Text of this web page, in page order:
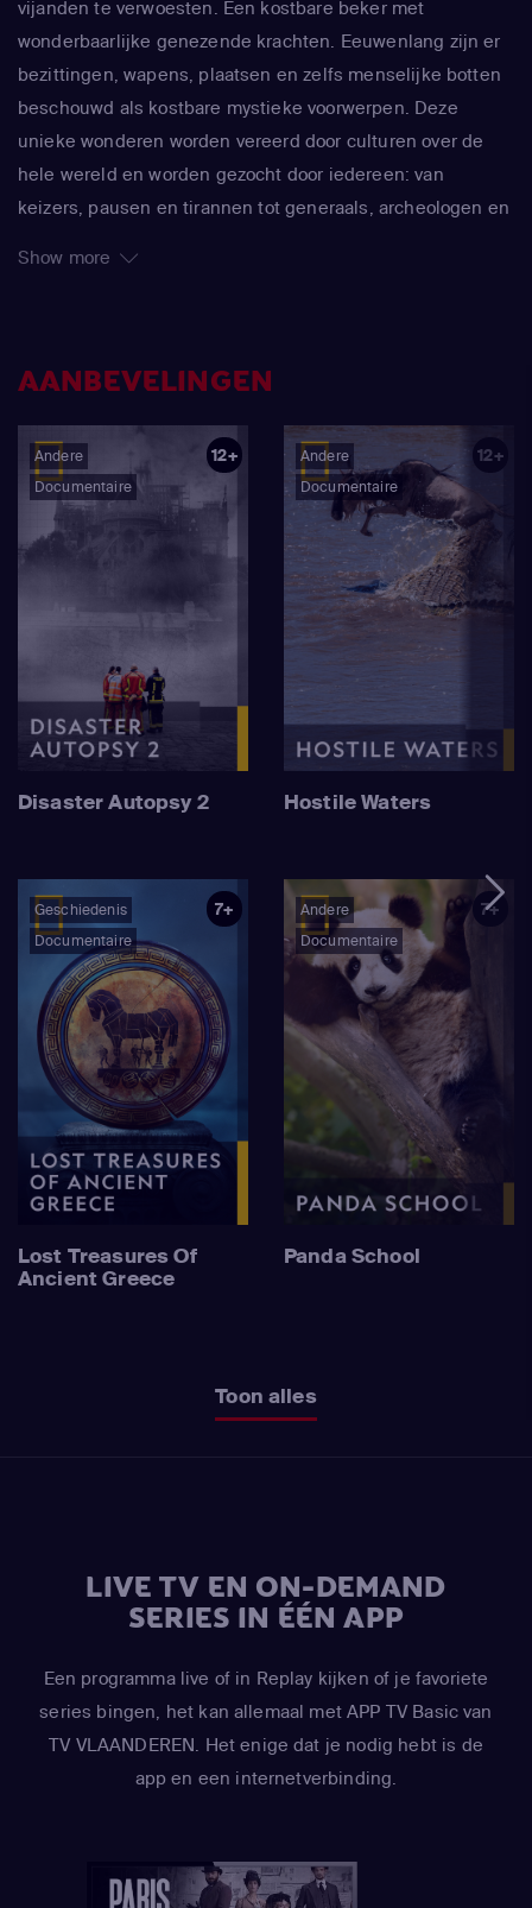
vijanden te verwoesten. Een kostbare beker met
wonderbaarlijke genezende krachten. Eeuwenlang zijn er
bezittingen, wapens, plaatsen en zelfs menselijke botten
beschouwd als kostbare mystieke voorwerpen. Deze
unieke wonderen worden vereerd door culturen over de
hele wereld en worden gezocht door iedereen: van
keizers, pausen en tirannen tot generaals, archeologen en
onvoorstelbare krachten en de onvergetelijke avonturen
Show more
AANBEVELINGEN
Andere
Documentaire
12+
Disaster Autopsy 2
Andere
Documentaire
12+
Hostile Waters
Geschiedenis
Documentaire
7+
Lost Treasures Of
Ancient Greece
Andere
Documentaire
7+
Panda School
Toon alles
LIVE TV EN ON-DEMAND
SERIES IN ÉÉN APP
Een programma live of in Replay kijken of je favoriete
series bingen, het kan allemaal met APP TV Basic van
TV VLAANDEREN. Het enige dat je nodig hebt is de
app en een internetverbinding.